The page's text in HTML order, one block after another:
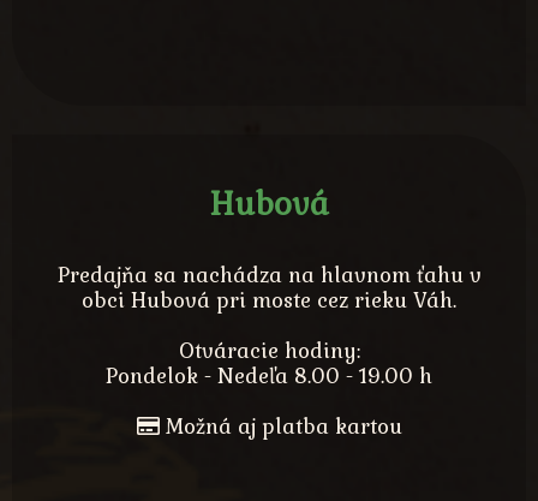
Hubová
Predajňa sa nachádza na hlavnom ťahu v
obci Hubová pri moste cez rieku Váh.
Otváracie hodiny:
Pondelok - Nedeľa 8.00 - 19.00 h
Možná aj platba kartou